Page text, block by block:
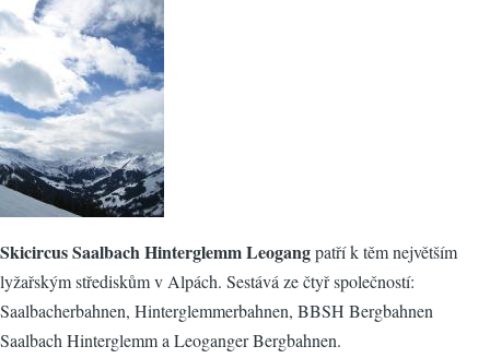
Skicircus Saalbach Hinterglemm Leogangpatří k těm největším
lyžařským střediskům v Alpách. Sestává ze čtyř společností:
Saalbacherbahnen, Hinterglemmerbahnen, BBSH Bergbahnen
Saalbach Hinterglemm a Leoganger Bergbahnen.